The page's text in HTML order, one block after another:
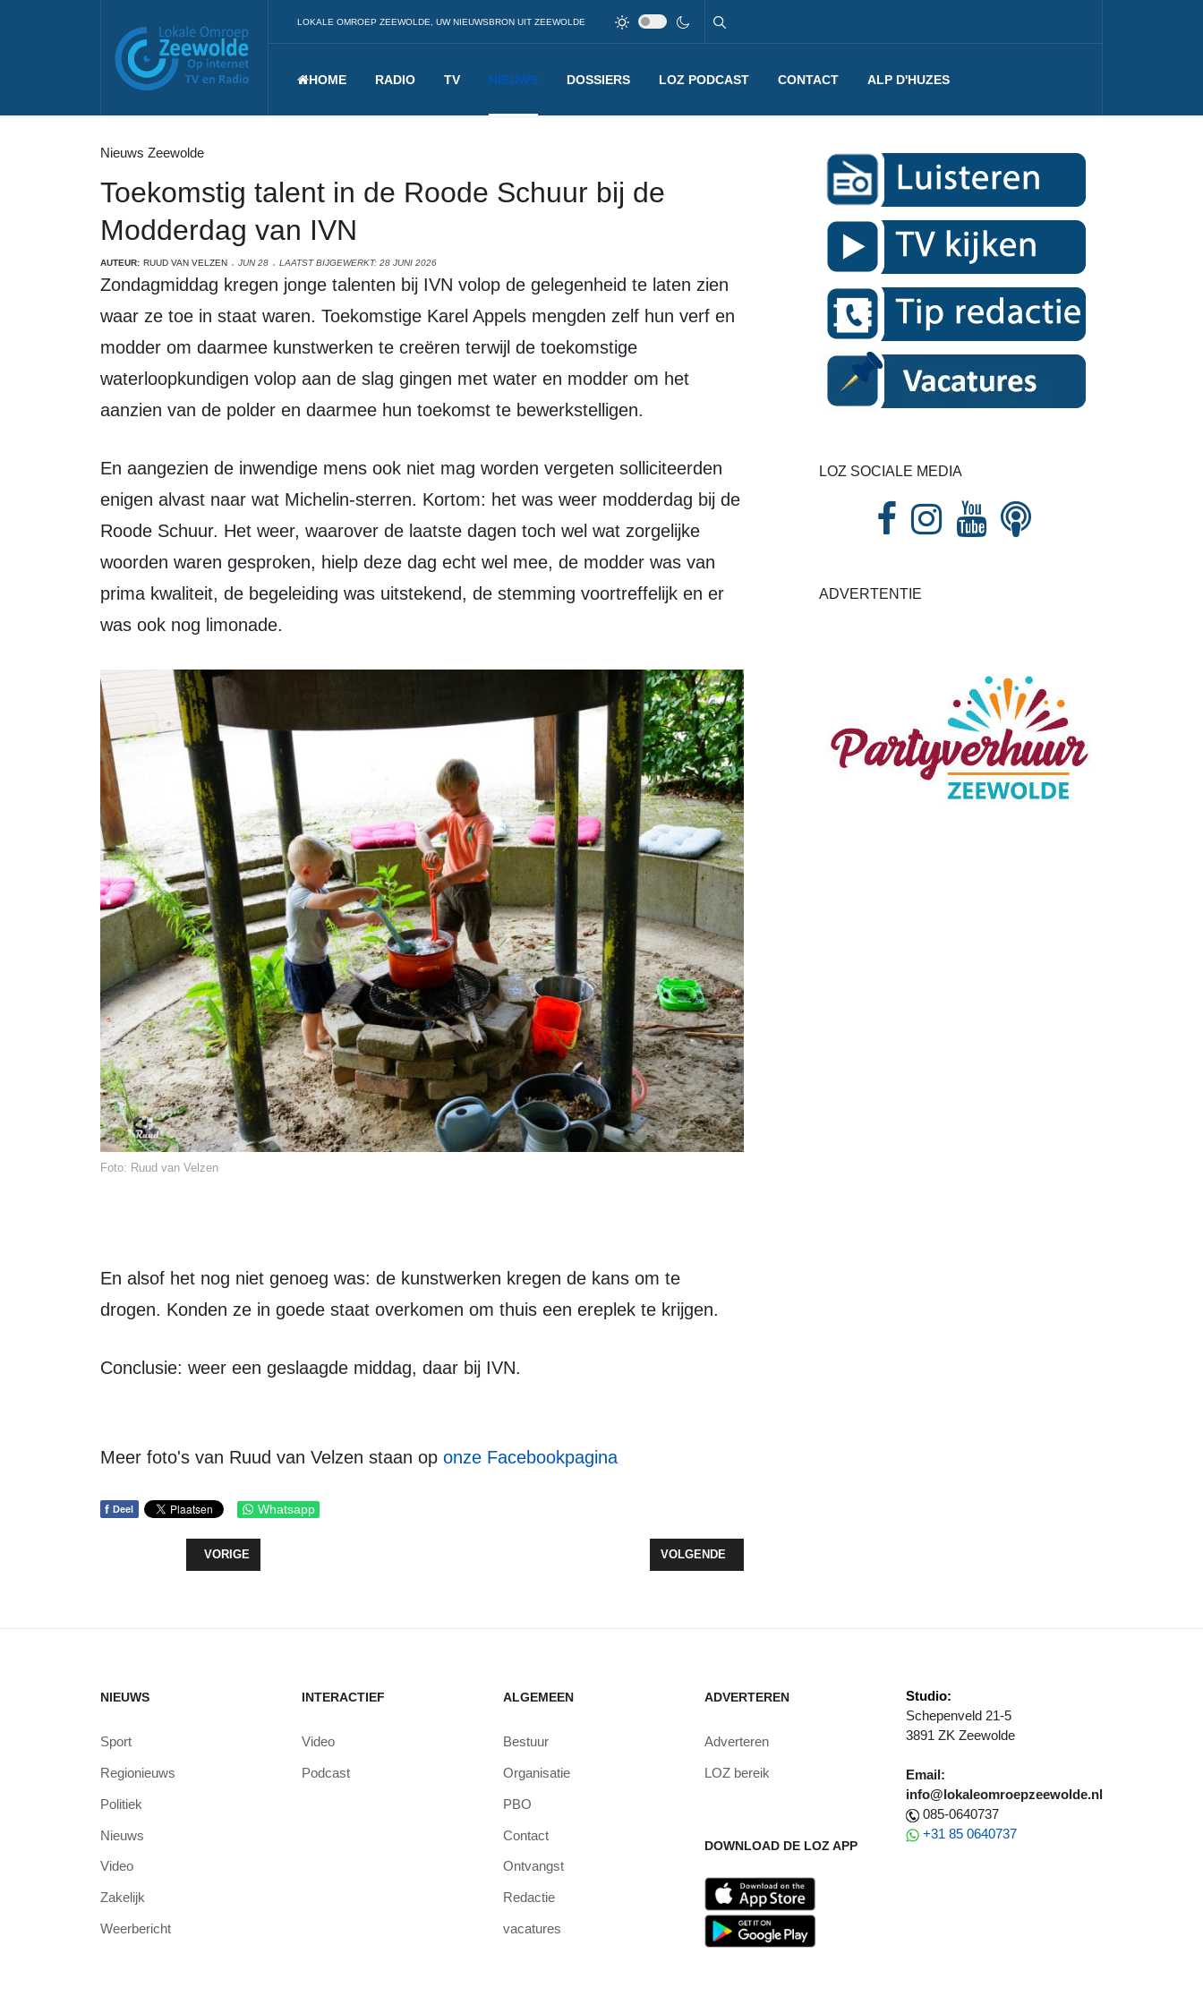
LOKALE OMROEP ZEEWOLDE, UW NIEUWSBRON UIT ZEEWOLDE
HOME RADIO TV NIEUWS DOSSIERS LOZ PODCAST CONTACT ALP D'HUZES
Nieuws Zeewolde
Toekomstig talent in de Roode Schuur bij de
Modderdag van IVN
AUTEUR: RUUD VAN VELZEN JUN 28 LAATST BIJGEWERKT: 28 JUNI 2026
Zondagmiddag kregen jonge talenten bij IVN volop de gelegenheid te laten zien
waar ze toe in staat waren. Toekomstige Karel Appels mengden zelf hun verf en
modder om daarmee kunstwerken te creëren terwijl de toekomstige
waterloopkundigen volop aan de slag gingen met water en modder om het
aanzien van de polder en daarmee hun toekomst te bewerkstelligen.
En aangezien de inwendige mens ook niet mag worden vergeten solliciteerden
enigen alvast naar wat Michelin-sterren. Kortom: het was weer modderdag bij de
Roode Schuur. Het weer, waarover de laatste dagen toch wel wat zorgelijke
woorden waren gesproken, hielp deze dag echt wel mee, de modder was van
prima kwaliteit, de begeleiding was uitstekend, de stemming voortreffelijk en er
was ook nog limonade.
Foto: Ruud van Velzen
En alsof het nog niet genoeg was: de kunstwerken kregen de kans om te
drogen. Konden ze in goede staat overkomen om thuis een ereplek te krijgen.
Conclusie: weer een geslaagde middag, daar bij IVN.
Meer foto's van Ruud van Velzen staan op onze Facebookpagina
f Deel Whatsapp
VORIG ARTIKEL: POLDERVERHALEN, REISAPPS EN GRAFFITI: DIT GEBEURT ER IN JULI IN DE BIBLIOTHEEK
VORIGE VOLGENDE ARTIKEL: VERNIEUWDE IVN NATUURROUTES APP CENTRAAL TIJDENS
VOLGENDE
LOZ SOCIALE MEDIA
ADVERTENTIE
NIEUWS
Sport
Regionieuws
Politiek
Nieuws
Video
Zakelijk
Weerbericht
INTERACTIEF
Video
Podcast
ALGEMEEN
Bestuur
Organisatie
PBO
Contact
Ontvangst
Redactie
vacatures
ADVERTEREN
Adverteren
LOZ bereik
DOWNLOAD DE LOZ APP
Studio:
Schepenveld 21-5
3891 ZK Zeewolde
Email:
info@lokaleomroepzeewolde.nl
085-0640737
+31 85 0640737